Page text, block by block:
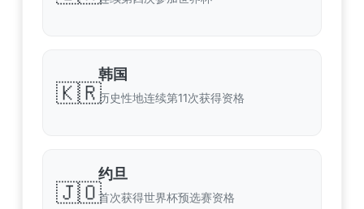
🇰🇷
韩国
历史性地连续第11次获得资格
🇯🇴
约旦
首次获得世界杯预选赛资格